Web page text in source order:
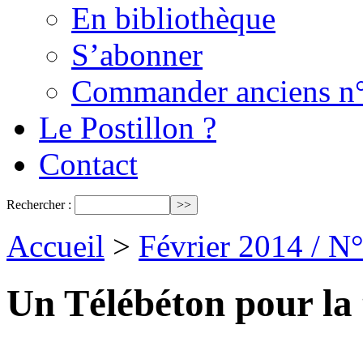
En bibliothèque
S’abonner
Commander anciens
Le Postillon ?
Contact
Rechercher :
Accueil > Février 2014 /
Un Télébéton pour